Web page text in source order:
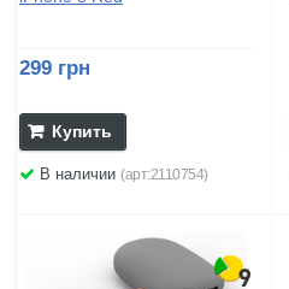
299 грн
Купить
В наличии (арт:2110754)